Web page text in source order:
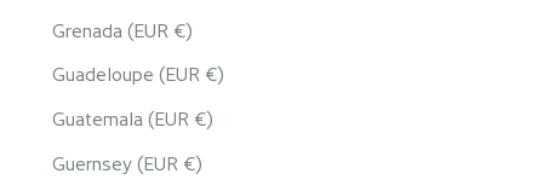
Grenada (EUR €)
Guadeloupe (EUR €)
Guatemala (EUR €)
Guernsey (EUR €)